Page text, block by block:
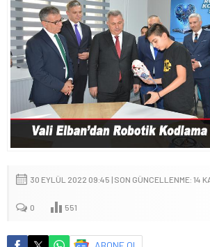
30 EYLÜL 2022 09:45 | SON GÜNCELLENME: 14
0 551